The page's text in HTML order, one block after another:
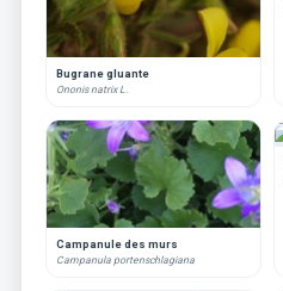
Bugrane gluante
Ononis natrix L.
Campanule des murs
Campanula portenschlagiana